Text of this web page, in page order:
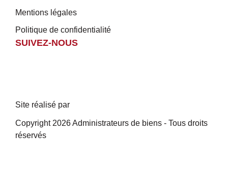
Mentions légales
Politique de confidentialité
SUIVEZ-NOUS
Site réalisé par
Copyright 2026 Administrateurs de biens - Tous droits
réservés